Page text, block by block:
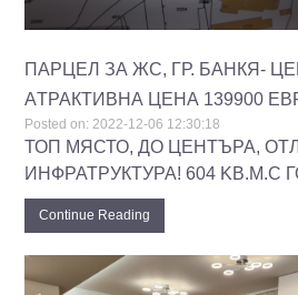
ПАРЦЕЛ ЗА ЖС, ГР. БАНКЯ-
AТРАКТИВНА ЦЕНА 139900
Posted on: 2022-12-06 12:30:18
ТОП МЯСТО, ДО ЦЕНТЪРА,
ИНФРАТРУКТУРА! 604 KВ.М.С
Continue Reading